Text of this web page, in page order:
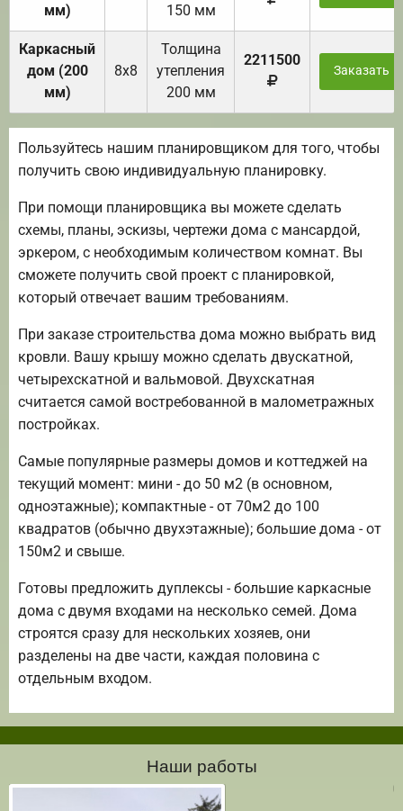
мм)
150 мм
Каркасный
дом (200
мм)
8х8
Толщина
утепления
200 мм
2211500
Заказать
Пользуйтесь нашим планировщиком для того, чтобы
получить свою индивидуальную планировку.
При помощи планировщика вы можете сделать
схемы, планы, эскизы, чертежи дома с мансардой,
эркером, с необходимым количеством комнат. Вы
сможете получить свой проект с планировкой,
который отвечает вашим требованиям.
При заказе строительства дома можно выбрать вид
кровли. Вашу крышу можно сделать двускатной,
четырехскатной и вальмовой. Двухскатная
считается самой востребованной в малометражных
постройках.
Самые популярные размеры домов и коттеджей на
текущий момент: мини - до 50 м2 (в основном,
одноэтажные); компактные - от 70м2 до 100
квадратов (обычно двухэтажные); большие дома - от
150м2 и свыше.
Готовы предложить дуплексы - большие каркасные
дома с двумя входами на несколько семей. Дома
строятся сразу для нескольких хозяев, они
разделены на две части, каждая половина с
отдельным входом.
Наши работы